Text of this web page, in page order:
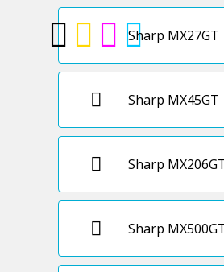
Sharp MX27GT
Sharp MX45GT
Sharp
Sharp